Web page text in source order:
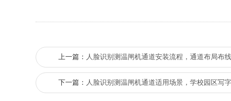
上一篇： 人脸识别测温闸机通道安装流程，通道布局布
下一篇： 人脸识别测温闸机通道适用场景，学校园区写